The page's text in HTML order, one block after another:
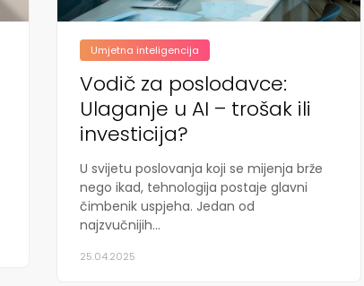
Umjetna inteligencija
Vodič za poslodavce:
Ulaganje u AI – trošak ili
investicija?
U svijetu poslovanja koji se mijenja brže
nego ikad, tehnologija postaje glavni
čimbenik uspjeha. Jedan od
najzvučnijih...
25.04.2025